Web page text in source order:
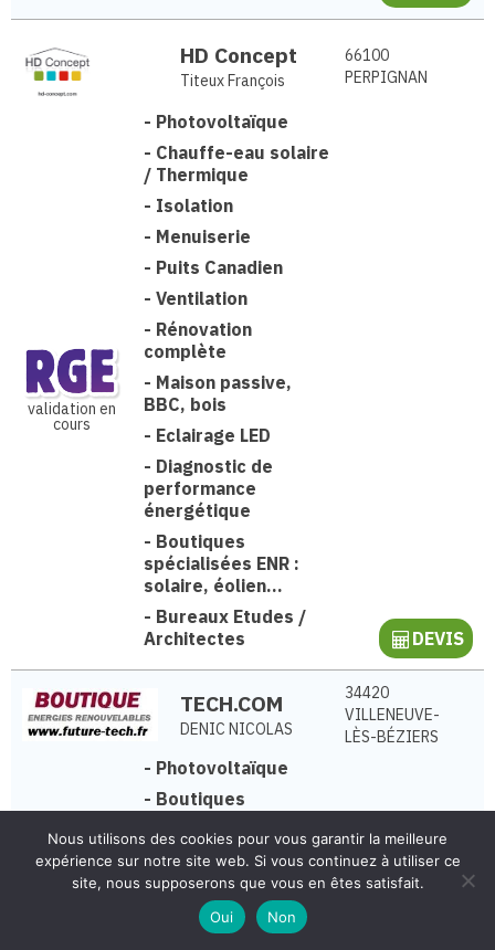
HD Concept
Titeux François
66100
PERPIGNAN
validation en
cours
- Photovoltaïque
- Chauffe-eau solaire
/ Thermique
- Isolation
- Menuiserie
- Puits Canadien
- Ventilation
- Rénovation
complète
- Maison passive,
BBC, bois
- Eclairage LED
- Diagnostic de
performance
énergétique
- Boutiques
spécialisées ENR :
solaire, éolien...
- Bureaux Etudes /
Architectes
DEVIS
TECH.COM
DENIC NICOLAS
34420
VILLENEUVE-
LÈS-BÉZIERS
- Photovoltaïque
- Boutiques
solaire, éolien...
-Éolienne DEVIS
Avel Heol
Nous utilisons des cookies pour vous garantir la meilleure
expérience sur notre site web. Si vous continuez à utiliser ce
site, nous supposerons que vous en êtes satisfait.
Oui
Non